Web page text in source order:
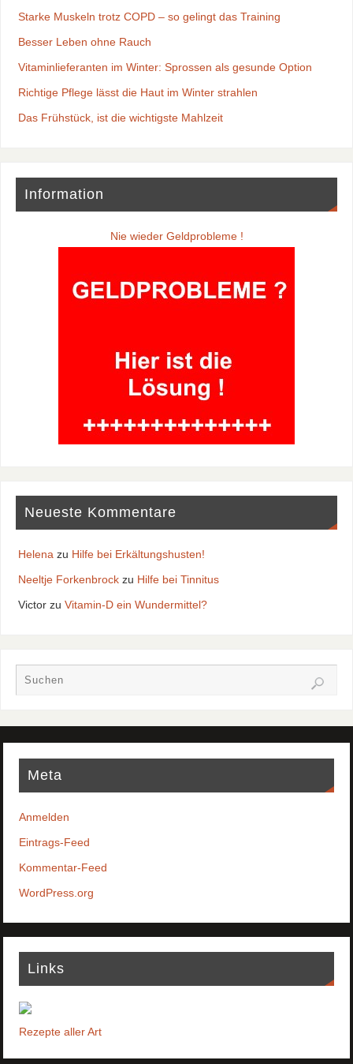
Starke Muskeln trotz COPD – so gelingt das Training
Besser Leben ohne Rauch
Vitaminlieferanten im Winter: Sprossen als gesunde Option
Richtige Pflege lässt die Haut im Winter strahlen
Das Frühstück, ist die wichtigste Mahlzeit
Information
Nie wieder Geldprobleme !
Neueste Kommentare
Helena zu Hilfe bei Erkältungshusten!
Neeltje Forkenbrockzu Hilfe bei Tinnitus
Victorzu Vitamin-D ein Wundermittel?
Meta
Anmelden
Eintrags-Feed
Kommentar-Feed
WordPress.org
Links
Rezepte aller Art